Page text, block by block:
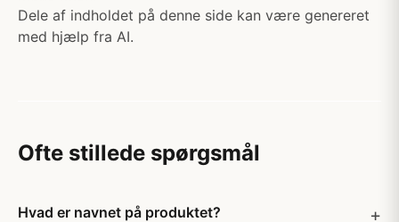
Dele af indholdet på denne side kan være genereret
med hjælp fra AI.
Ofte stillede spørgsmål
Hvad er navnet på produktet?